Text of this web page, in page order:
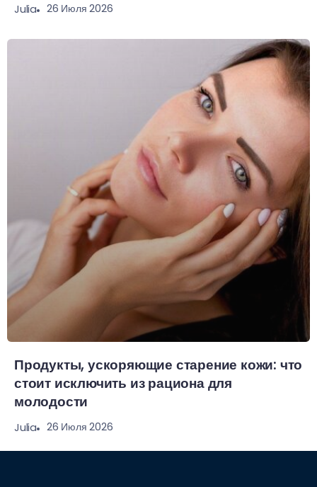
Julia 26 Июля 2026
Продукты, ускоряющие старение кожи: что
стоит исключить из рациона для
молодости
Julia 26 Июля 2026